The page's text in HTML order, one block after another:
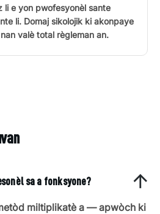
li e yon pwofesyonèl sante
li. Domaj sikolojik ki akonpaye
valè total règleman an.
sa a fonksyone?
miltiplikatè a — apwòch ki